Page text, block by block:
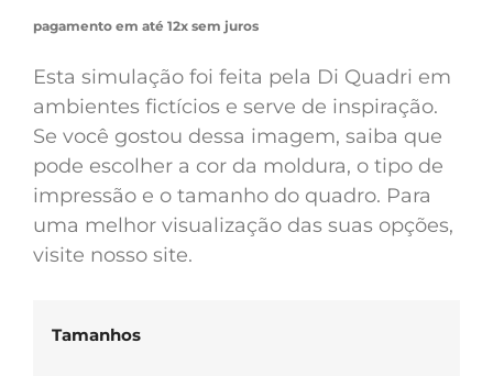
pagamento em até 12x sem juros
Esta simulação foi feita pela Di Quadri em
ambientes fictícios e serve de inspiração.
Se você gostou dessa imagem, saiba que
pode escolher a cor da moldura, o tipo de
impressão e o tamanho do quadro. Para
uma melhor visualização das suas opções,
visite nosso site.
Tamanhos